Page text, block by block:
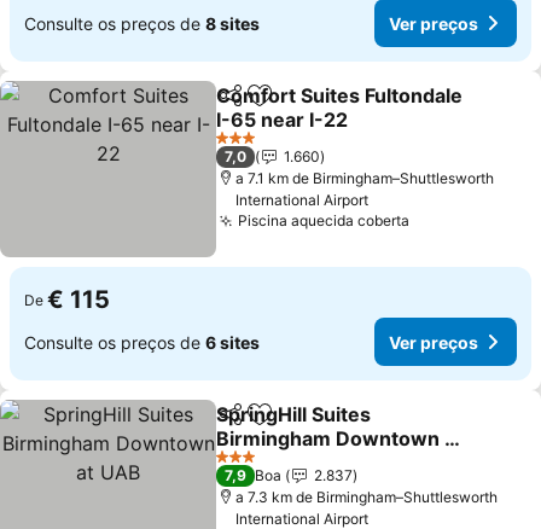
Consulte os preços de 8 sites Ver preços
PartilharAdicionar aos favoritos
Comfort Suites Fultondale
I-65 near I-22
Ver preços
3 Estrelas
7,0
1.660
a 7.1 km de Birmingham–Shuttlesworth
International Airport
Piscina aquecida coberta
De € 115
Consulte os preços de 6 sites Ver preços
PartilharAdicionar aos favoritos
SpringHill Suites
Birmingham Downtown at
UAB
Ver preços
3 Estrelas
7,9 Boa
2.837
a 7.3 km de Birmingham–Shuttlesworth
International Airport